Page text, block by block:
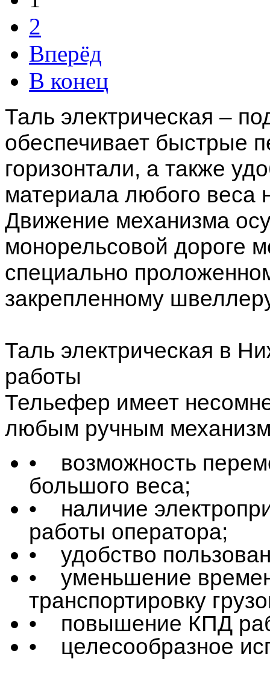
2
Вперёд
В конец
Таль электрическая –
обеспечивает быстрые
горизонтали, а также
материала любого веса
Движение механизма
монорельсовой дороге
специально
закрепленному
Таль электрическая в
работы
Тельефер имеет
любым ручным
• возможность
большого веса;
• наличие
работы оператора;
• удобство
• уменьшение
транспортировку
• повышение КПД
• целесообразное